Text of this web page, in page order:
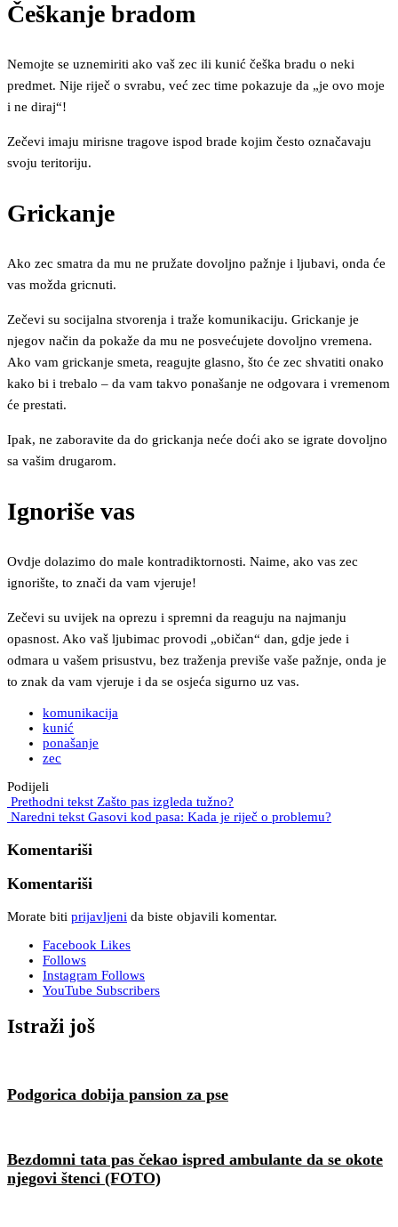
Češkanje bradom
Nemojte se uznemiriti ako vaš zec ili kunić češka bradu o neki
predmet. Nije riječ o svrabu, već zec time pokazuje da „je ovo moje
i ne diraj“!
Zečevi imaju mirisne tragove ispod brade kojim često označavaju
svoju teritoriju.
Grickanje
Ako zec smatra da mu ne pružate dovoljno pažnje i ljubavi, onda će
vas možda gricnuti.
Zečevi su socijalna stvorenja i traže komunikaciju. Grickanje je
njegov način da pokaže da mu ne posvećujete dovoljno vremena.
Ako vam grickanje smeta, reagujte glasno, što će zec shvatiti onako
kako bi i trebalo – da vam takvo ponašanje ne odgovara i vremenom
će prestati.
Ipak, ne zaboravite da do grickanja neće doći ako se igrate dovoljno
sa vašim drugarom.
Ignoriše vas
Ovdje dolazimo do male kontradiktornosti. Naime, ako vas zec
ignorište, to znači da vam vjeruje!
Zečevi su uvijek na oprezu i spremni da reaguju na najmanju
opasnost. Ako vaš ljubimac provodi „običan“ dan, gdje jede i
odmara u vašem prisustvu, bez traženja previše vaše pažnje, onda je
to znak da vam vjeruje i da se osjeća sigurno uz vas.
komunikacija
kunić
ponašanje
zec
Podijeli
Prethodni tekst Zašto pas izgleda tužno?
Naredni tekst Gasovi kod pasa: Kada je riječ o problemu?
Komentariši
Komentariši
Morate biti prijavljeni da biste objavili komentar.
Facebook Likes
Follows
Instagram Follows
YouTube Subscribers
Istraži još
Podgorica dobija pansion za pse
Bezdomni tata pas čekao ispred ambulante da se okote
njegovi štenci (FOTO)